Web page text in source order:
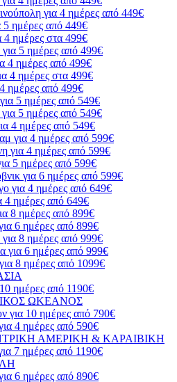
για 4 ημέρες από 449€
5 ημέρες από 449€
4 ημέρες στα 499€
για 5 ημέρες από 499€
4 ημέρες από 499€
4 ημέρες στα 499€
ημέρες από 499€
5 ημέρες από 549€
5 ημέρες από 549€
4 ημέρες από 549€
για 4 ημέρες από 599€
για 4 ημέρες από 599€
5 ημέρες από 599€
για 6 ημέρες από 599€
για 4 ημέρες από 649€
4 ημέρες από 649€
8 ημέρες από 899€
6 ημέρες από 899€
8 ημέρες από 999€
για 6 ημέρες από 999€
8 ημέρες από 1099€
ημέρες από 1190€
ΩΚΕΑΝΟΣ
για 10 ημέρες από 790€
4 ημέρες από 590€
ΑΜΕΡΙΚΗ & ΚΑΡΑΙΒΙΚΗ
7 ημέρες από 1190€
6 ημέρες από 890€